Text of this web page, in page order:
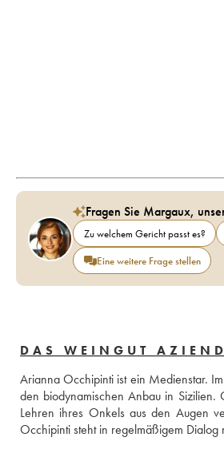
Fragen Sie Margaux,
Zu welchem Gericht passt es?
Eine weitere Frage stellen
DAS WEINGUT
Arianna Occhipinti ist ein Medienstar.
den biodynamischen Anbau in
Lehren ihres Onkels aus den Augen
Occhipinti steht in regelmäßigem